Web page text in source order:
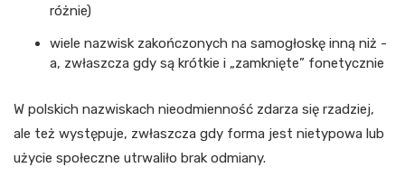
różnie)
wiele nazwisk zakończonych na samogłoskę inną niż -
a, zwłaszcza gdy są krótkie i „zamknięte” fonetycznie
W polskich nazwiskach nieodmienność zdarza się rzadziej,
ale też występuje, zwłaszcza gdy forma jest nietypowa lub
użycie społeczne utrwaliło brak odmiany.